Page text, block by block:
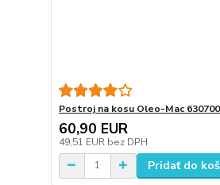
Postroj na kosu Oleo-Mac
60,90 EUR
49,51 EUR bez DPH
Pridať do